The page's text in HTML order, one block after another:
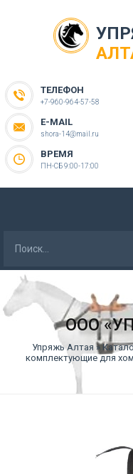
ТЕЛЕФОН
+7-960-964-57-58
E-MAIL
shora-14@mail.ru
ВРЕМЯ
ПН-СБ 9:00-17:00
ООО
Упряжь Алтая »
комплектующие для